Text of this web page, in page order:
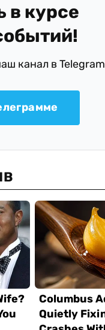
в курсе
канал в Telegram